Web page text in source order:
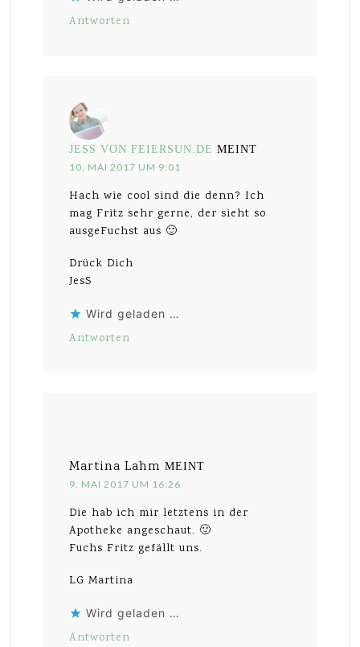
Antworten
JESS VON FEIERSUN.DE MEINT
10. MAI 2017 UM 9:01
Hach wie cool sind die denn? Ich
mag Fritz sehr gerne, der sieht so
ausgeFuchst aus 🙂
Drück Dich
JesS
Wird geladen …
Antworten
Martina Lahm MEINT
9. MAI 2017 UM 16:26
Die hab ich mir letztens in der
Apotheke angeschaut. 🙂
Fuchs Fritz gefällt uns.
LG Martina
Wird geladen …
Antworten